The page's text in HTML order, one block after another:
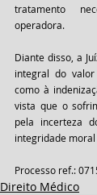
tratamento
operadora.
Diante disso, a
integral do
como à
vista que o
pela incerteza
integridade
Processo ref.:
Direito Médico